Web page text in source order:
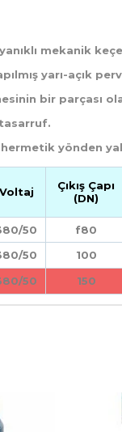
mekanik
yarı-açık
bir parçası
tasarruf.
yönden
Voltaj
Çıkış Çapı
(DN)
50 f80
50 100
50 150